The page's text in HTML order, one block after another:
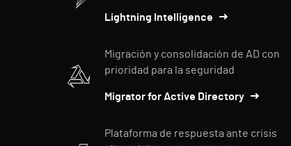
Lightning Intelligence
Migración y consolidación de AD con
prioridad para la seguridad
Migrator for Active Directory
Plataforma de respuesta ante crisis